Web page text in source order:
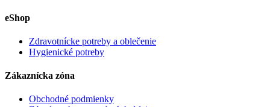
eShop
Zdravotnícke potreby a oblečenie
Hygienické potreby
Zákaznícka zóna
Obchodné podmienky